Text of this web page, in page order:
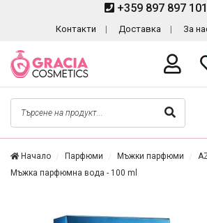
+359 897 897 101
Контакти Доставка За
Начало Парфюми Мъжки парфюми
Мъжка парфюмна вода - 100 ml